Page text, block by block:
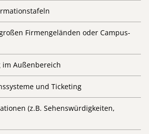
Firmengeländen oder Campus-
im Außenbereich
und Ticketing
(z.B. Sehenswürdigkeiten,